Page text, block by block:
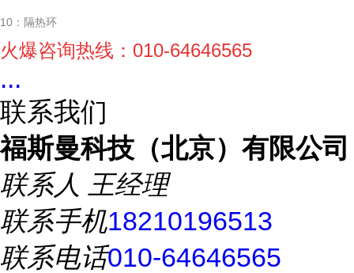
10：隔热环
火爆咨询热线：010-64646565
...
联系我们
福斯曼科技（北京）有限公司
联系人 王经理
联系手机18210196513
联系电话010-64646565